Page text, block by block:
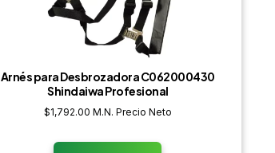
Arnés para Desbrozadora C062000430
Shindaiwa Profesional
$1,792.00 M.N. Precio Neto